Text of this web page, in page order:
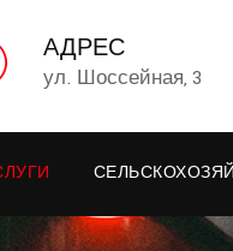
АДРЕС
ул. Шоссейная, 3